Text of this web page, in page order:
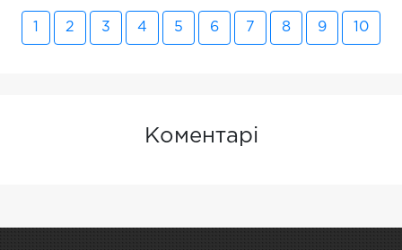
2 3 4 5 6 7 8 9 10
Коментарі